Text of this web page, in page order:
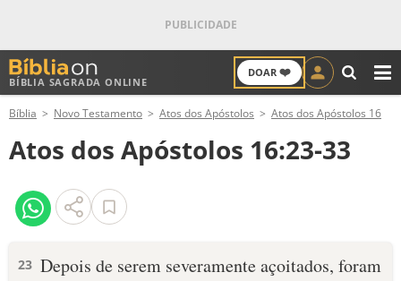
BÍBLIA SAGRADA ONLINE
DOAR ❤️
ANTIGO TESTAMENTO
NOVO TESTAMENTO
VERSÍCULOS
Bíblia Novo Testamento Atos dos Apóstolos Atos dos Apóstolos 16
Atos dos Apóstolos 16:23-33
23 Depois de serem severamente açoitados, foram